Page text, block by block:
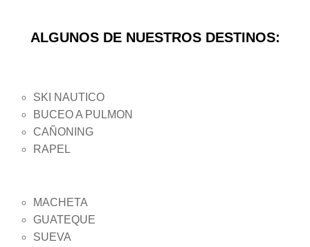
ALGUNOS DE NUESTROS DESTINOS:
SKI NAUTICO
BUCEO A PULMON
CAÑONING
RAPEL
MACHETA
GUATEQUE
SUEVA